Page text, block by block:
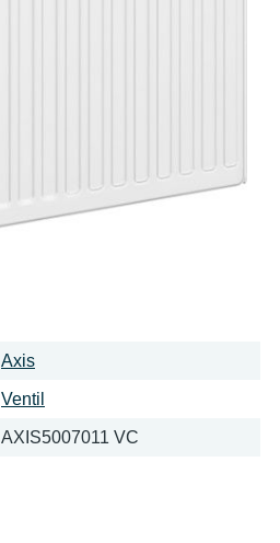
Axis
Ventil
AXIS5007011 VC